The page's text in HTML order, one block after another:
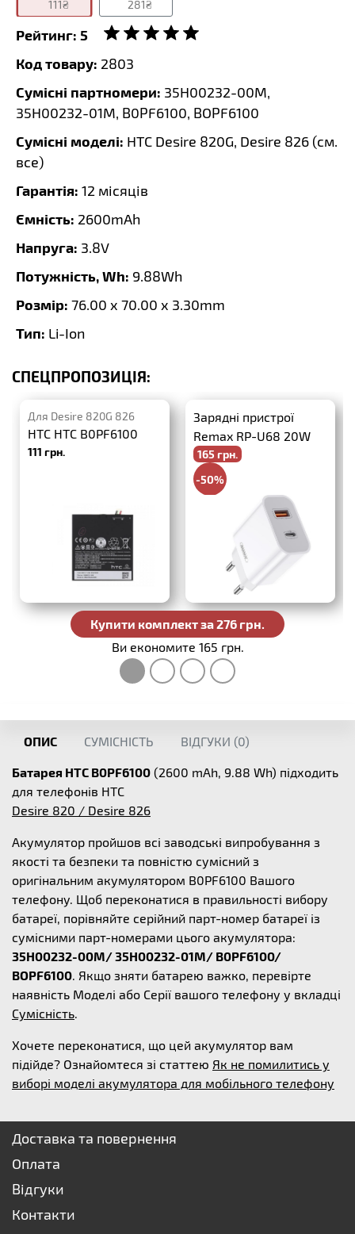
111₴ 281₴
Рейтинг: 5
Код товару: 2803
Сумісні партномери: 35H00232-00M,
35H00232-01M, B0PF6100, BOPF6100
Сумісні моделі: HTC Desire 820G, Desire 826 (см.
все)
Гарантія: 12 місяців
Ємність: 2600mAh
Напруга: 3.8V
Потужність, Wh: 9.88Wh
Розмір: 76.00 x 70.00 x 3.30mm
Тип: Li-Ion
СПЕЦПРОПОЗИЦІЯ:
Для Desire 820G 826
HTC HTC B0PF6100
111 грн.
Зарядні пристрої
Remax RP-U68 20W
PD+QC3.0
165 грн.
-50%
Купити комплект за 276 грн.
Ви економите 165 грн.
ОПИС СУМІСНІСТЬ ВІДГУКИ (0)
Батарея HTC B0PF6100 (2600 mAh, 9.88 Wh) підходить
для телефонів HTC
Desire 820 / Desire 826
Акумулятор пройшов всі заводські випробування з
якості та безпеки та повністю сумісний з
оригінальним акумулятором B0PF6100 Вашого
телефону. Щоб переконатися в правильності вибору
батареї, порівняйте серійний парт-номер батареї із
сумісними парт-номерами цього акумулятора:
35H00232-00M/ 35H00232-01M/ B0PF6100/
BOPF6100. Якщо зняти батарею важко, перевірте
наявність Моделі або Серії вашого телефону у вкладці
Сумісність.
Хочете переконатися, що цей акумулятор вам
підійде? Ознайомтеся зі статтею Як не помилитись у
виборі моделі акумулятора для мобільного телефону
Доставка та повернення
Оплата
Відгуки
Контакти